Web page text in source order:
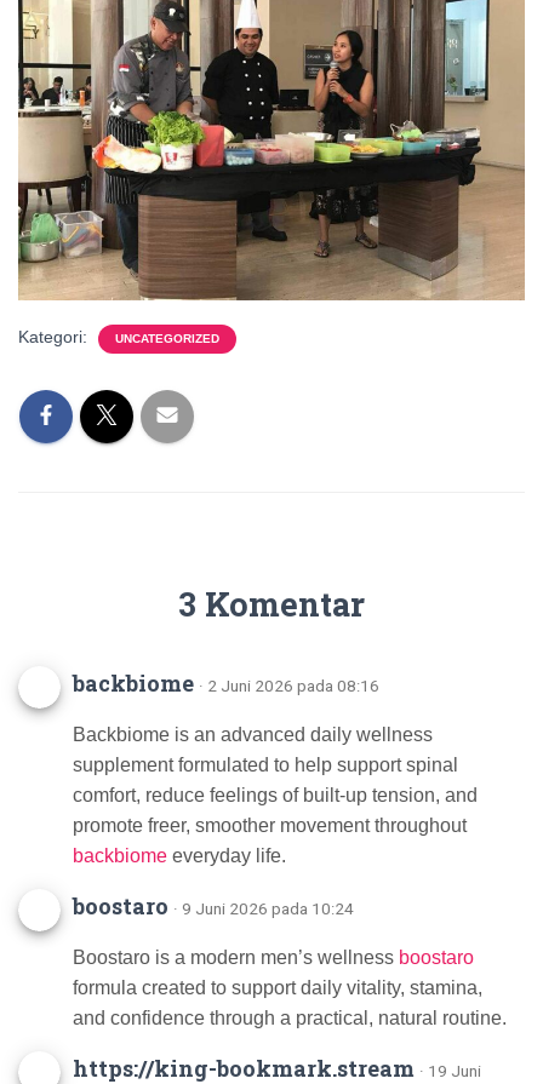
Kategori: UNCATEGORIZED
3 Komentar
backbiome · 2 Juni 2026 pada 08:16
Backbiome is an advanced daily wellness
supplement formulated to help support spinal
comfort, reduce feelings of built-up tension, and
promote freer, smoother movement throughout
backbiome everyday life.
boostaro · 9 Juni 2026 pada 10:24
Boostaro is a modern men’s wellness boostaro
formula created to support daily vitality, stamina,
and confidence through a practical, natural routine.
https://king-bookmark.stream · 19 Juni